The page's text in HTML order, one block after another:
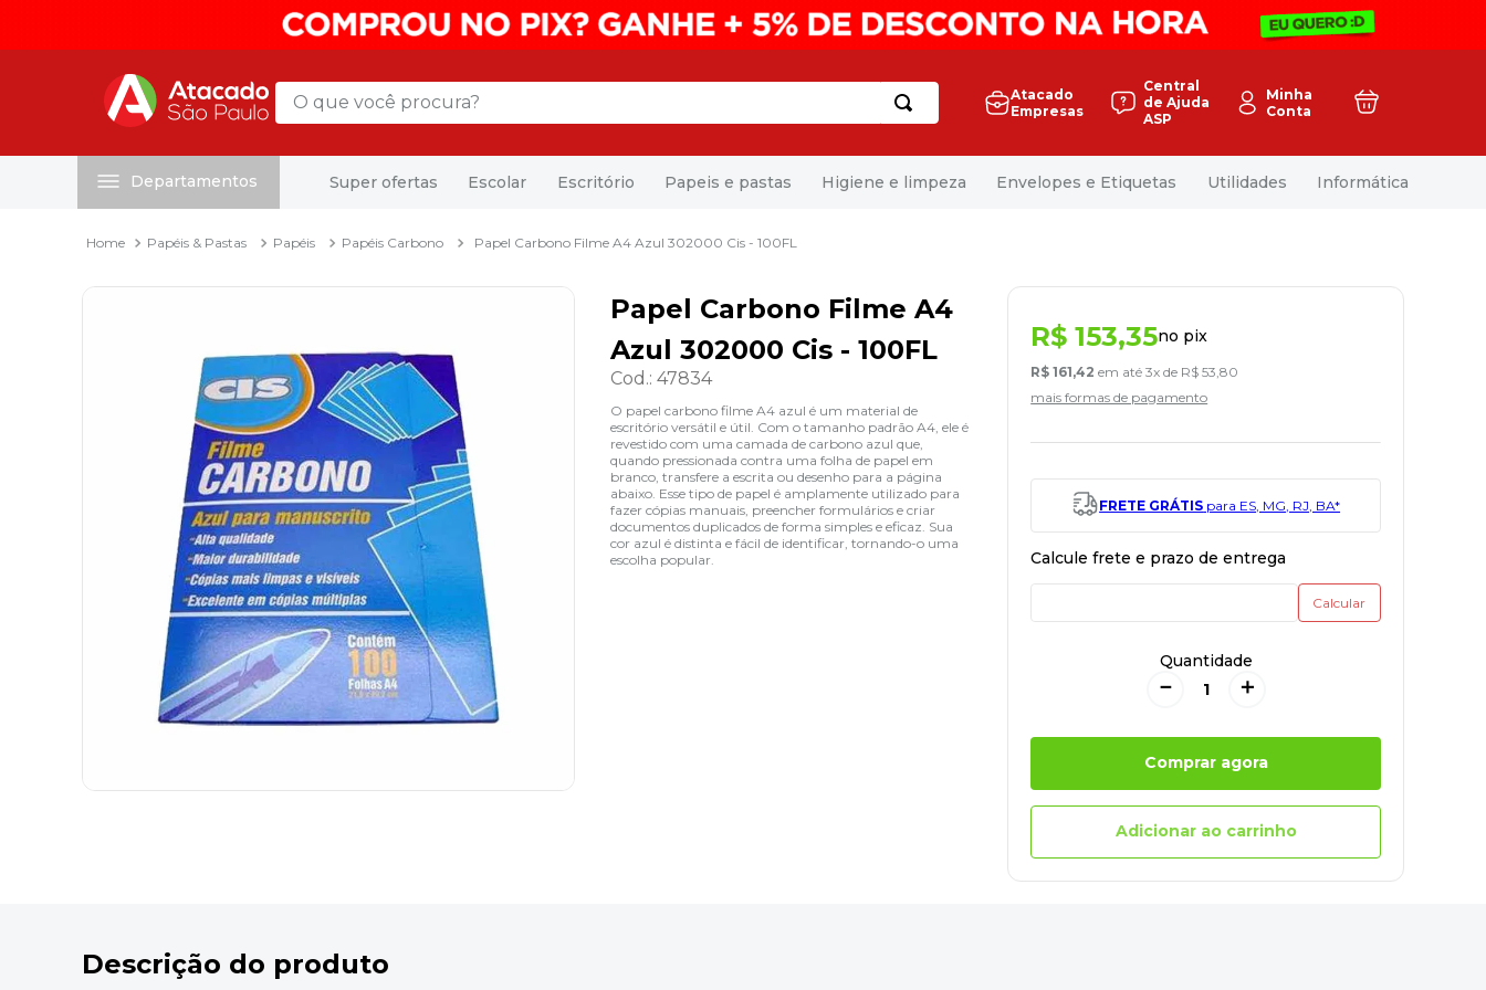
O que você procura?
Atacado
Empresas
Central
de Ajuda
ASP
Minha
Conta
Departamentos Super ofertas Escolar Escritório Papeis e pastas Higiene e limpeza Envelopes e Etiquetas Utilidades Informática
Papéis & Pastas Papéis Papéis Carbono Papel Carbono Filme A4 Azul 302000 Cis - 100FL
Papel Carbono Filme A4
Azul 302000 Cis - 100FL
Cod.:47834
O papel carbono filme A4 azul é um material de
escritório versátil e útil. Com o tamanho padrão A4, ele é
revestido com uma camada de carbono azul que,
quando pressionada contra uma folha de papel em
branco, transfere a escrita ou desenho para a página
abaixo. Esse tipo de papel é amplamente utilizado para
fazer cópias manuais, preencher formulários e criar
documentos duplicados de forma simples e eficaz. Sua
cor azul é distinta e fácil de identificar, tornando-o uma
escolha popular.
R$ 153,35no pix
R$ 161,42 em até3x de R$ 53 ,80
mais formas de pagamento
FRETE GRÁTIS para ES, MG, RJ, BA*
Quantidade
＋
－
Comprar agora
Adicionar ao carrinho
Descrição do produto
papel toalha
caixa organizadora